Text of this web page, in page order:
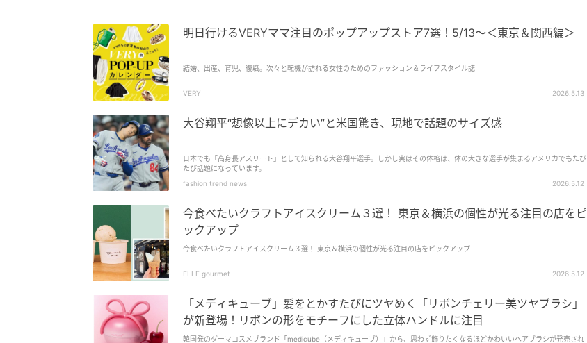
明日行けるVERYママ注目のポップアップストア7選！5/13～＜東京＆関西編＞
結婚、出産、育児、復職。次々と転機が訪れる女性のためのファッション＆ライフスタイル誌
VERY 2026.5.13
大谷翔平“想像以上にデカい”と米国驚き、現地で話題のサイズ感
日本でも「高身長アスリート」として知られる大谷翔平選手。しかし実はその体格は、体の大きな選手が集まるアメリカでもたび
たび話題になっています。
fashion trend news
2026.5.12
今食べたいクラフトアイスクリーム３選！ 東京＆横浜の個性が光る注目の店をピ
ックアップ
今食べたいクラフトアイスクリーム３選！ 東京＆横浜の個性が光る注目の店をピックアップ
ELLE gourmet 2026.5.12
「メディキューブ」髪をとかすたびにツヤめく「リボンチェリー美ツヤブラシ」
が新登場！リボンの形をモチーフにした立体ハンドルに注目
韓国発のダーマコスメブランド「medicube（メディキューブ）」から、思わず飾りたくなるほどかわいいヘアブラシが発売され